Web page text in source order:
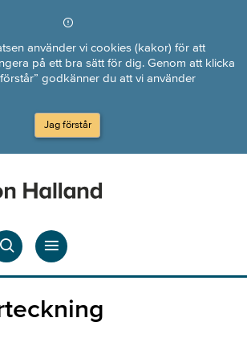
använder vi cookies (kakor) för att
på ett bra sätt för dig. Genom att klicka
godkänner du att vi använder
Jag förstår